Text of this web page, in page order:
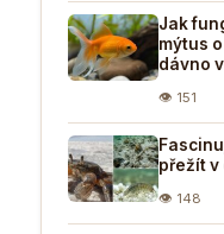
Jak
mýtus
dávno
👁 151
přežít v
👁 148